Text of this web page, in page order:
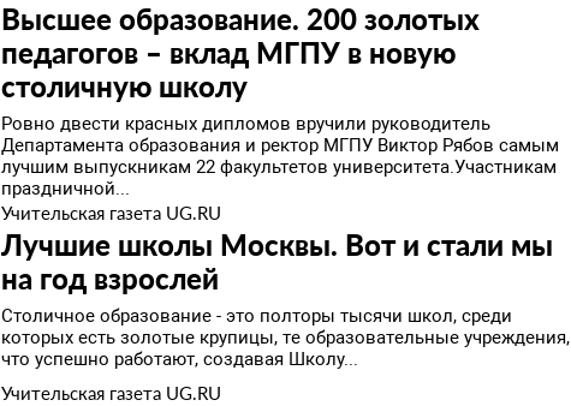
Высшее образование. 200 золотых
педагогов – вклад МГПУ в новую
столичную школу
Ровно двести красных дипломов вручили руководитель
Департамента образования и ректор МГПУ Виктор Рябов самым
лучшим выпускникам 22 факультетов университета.Участникам
праздничной...
Учительская газета UG.RU
Лучшие школы Москвы. Вот и стали мы
на год взрослей
Столичное образование - это полторы тысячи школ, среди
которых есть золотые крупицы, те образовательные учреждения,
что успешно работают, создавая Школу...
Учительская газета UG.RU